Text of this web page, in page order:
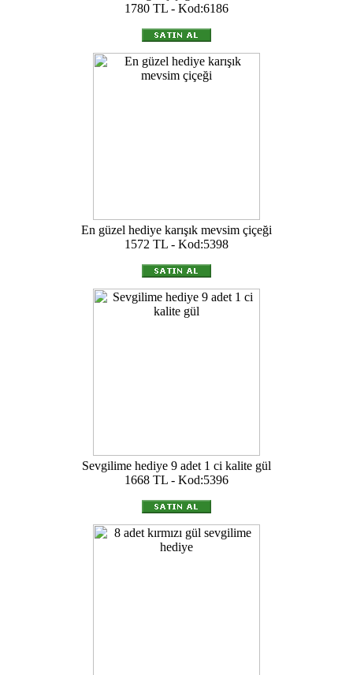
1780 TL - Kod:6186
En güzel hediye karışık mevsim çiçeği
1572 TL - Kod:5398
Sevgilime hediye 9 adet 1 ci kalite gül
1668 TL - Kod:5396